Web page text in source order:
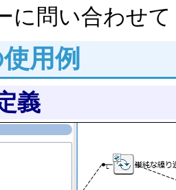
に問い合わせ
用例
義